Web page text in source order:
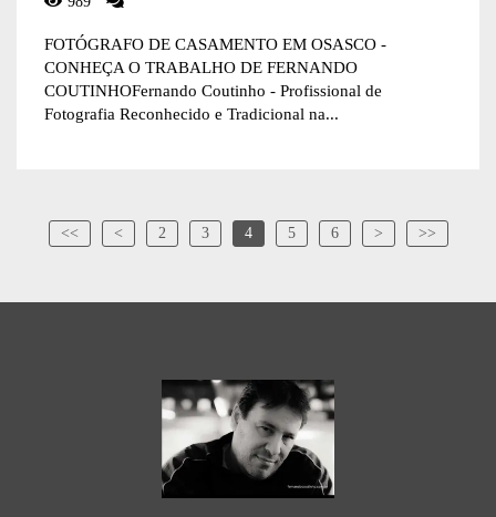
FOTÓGRAFO DE CASAMENTO EM OSASCO -
CONHEÇA O TRABALHO DE FERNANDO
COUTINHOFernando Coutinho - Profissional de
Fotografia Reconhecido e Tradicional na...
<< < 2 3 4 5 6 > >>